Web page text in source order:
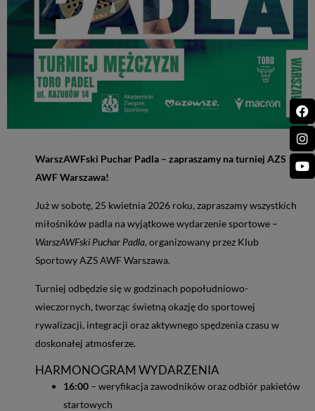
WarszAWFski Puchar Padla – zapraszamy na turniej AZS
AWF Warszawa!
Już w sobotę, 25 kwietnia 2026 roku, zapraszamy wszystkich
miłośników padla na wyjątkowe wydarzenie sportowe –
WarszAWFski Puchar Padla, organizowany przez Klub
Sportowy AZS AWF Warszawa.
Turniej odbędzie się w godzinach popołudniowo-
wieczornych, tworząc świetną okazję do sportowej
rywalizacji, integracji oraz aktywnego spędzenia czasu w
doskonałej atmosferze.
HARMONOGRAM WYDARZENIA
16:00 – weryfikacja zawodników oraz odbiór pakietów
startowych